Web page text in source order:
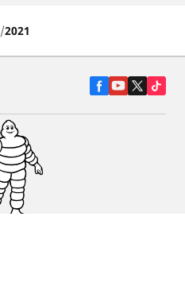
2021